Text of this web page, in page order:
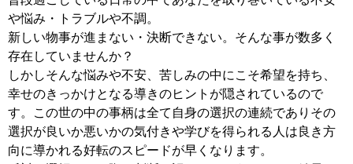
や悩み・トラブルや不調。
新しい物事が進まない・決断できない。そんな事が数多く
存在していませんか？
しかしそんな悩みや不安、苦しみの中にこそ希望を持ち、
幸せのきっかけとなる導きのヒントが隠されているので
す。この世の中の事柄は全て自身の選択の連続でありその
選択が良いか悪いかの気付きや学びを得られる人は良き方
向に導かれる好転のスピードが早くなります。